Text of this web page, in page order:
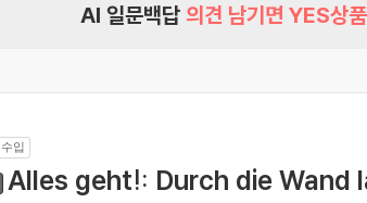
AI 일문백답 의견 남기면 YES상
수입
Alles geht!: Durch die Wand